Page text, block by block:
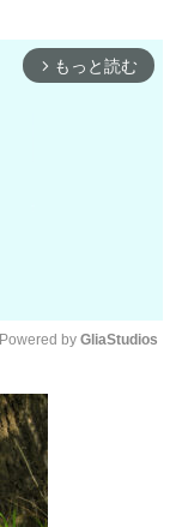
arrow_forward_ios もっと読む
Powered by GliaStudios